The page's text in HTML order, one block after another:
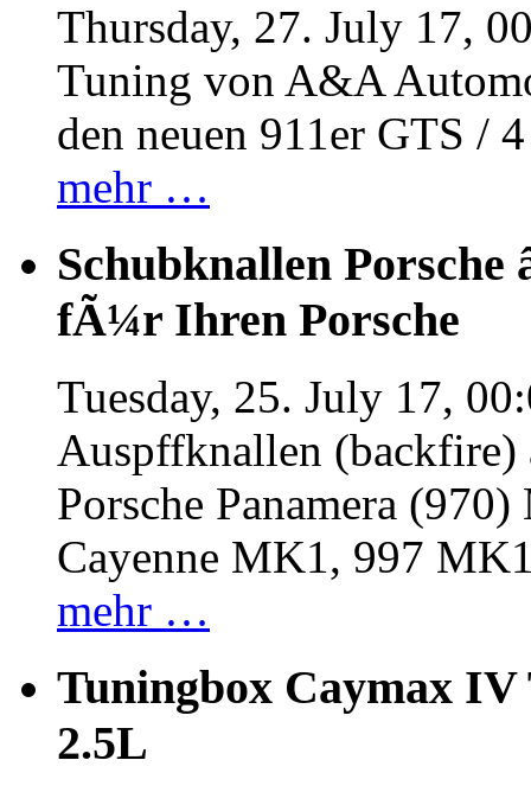
Thursday, 27. July 17,
Tuning von A&A
den neuen 911er GTS /
mehr …
Schubknallen Porsche
fÃ¼r Ihren Porsche
Tuesday, 25. July 17,
Auspffknallen
Porsche Panamera
Cayenne MK1, 997
mehr …
Tuningbox Caymax IV
2.5L